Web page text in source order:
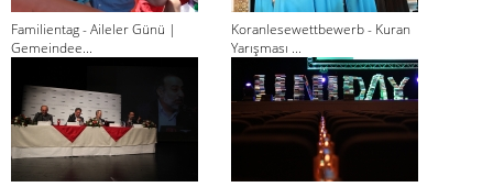
Familientag - Aileler Günü |
Gemeindee...
Koranlesewettbewerb - Kuran
Yarışması ...